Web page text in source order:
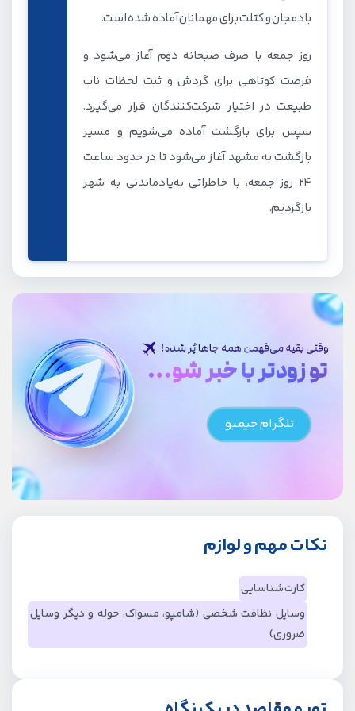
بادمجان و کتلت برای مهمانان آماده شده است.
روز جمعه با صرف صبحانه دوم آغاز می‌شود و
فرصت کوتاهی برای گردش و ثبت لحظات ناب
طبیعت در اختیار شرکت‌کنندگان قرار می‌گیرد.
سپس برای بازگشت آماده می‌شویم و مسیر
بازگشت به مشهد آغاز می‌شود تا در حدود ساعت
۲۴ روز جمعه، با خاطراتی به‌یادماندنی به شهر
بازگردیم.
تلگرام جیمبو
نکات مهم و لوازم
کارت شناسایی
وسایل نظافت شخصی (شامپو، مسواک، حوله و دیگر وسایل
ضروری)